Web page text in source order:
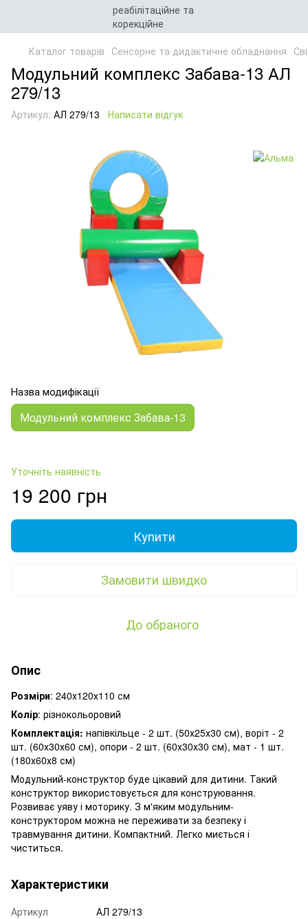
Каталог товарів Сенсорне та дидактичне обладнання
Модульний комплекс Забава-13 АЛ
279/13
Артикул: АЛ 279/13 Написати відгук
Назва модифікації
Модульний комплекс Забава-13
Уточніть наявність
19 200 грн
Купити
Замовити швидко
До обраного
Опис
Розміри: 240х120х110 см
Колір: різнокольоровий
Комплектація: напівкільце - 2 шт. (50х25х30 см), воріт - 2
шт. (60х30х60 см), опори - 2 шт. (60х30х30 см), мат - 1 шт.
(180х60х8 см)
Модульний-конструктор буде цікавий для дитини. Такий
конструктор використовується для конструювання.
Розвиває уяву і моторику. З м'яким модульним-
конструктором можна не переживати за безпеку і
травмування дитини. Компактний. Легко миється і
чиститься.
Характеристики
Артикул
АЛ 279/13